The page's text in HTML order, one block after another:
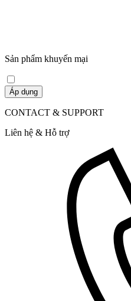
Sản phẩm khuyến mại
Áp dụng
CONTACT & SUPPORT
Liên hệ & Hỗ trợ